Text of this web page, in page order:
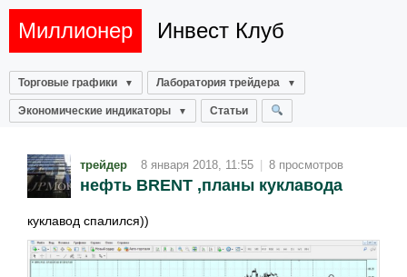
Миллионер Инвест Клуб
Торговые графики Лаборатория трейдера
Экономические индикаторы Статьи
трейдер 8 января 2018, 11:55 | 8 просмотров
нефть BRENT ,планы куклавода
куклавод спалился))